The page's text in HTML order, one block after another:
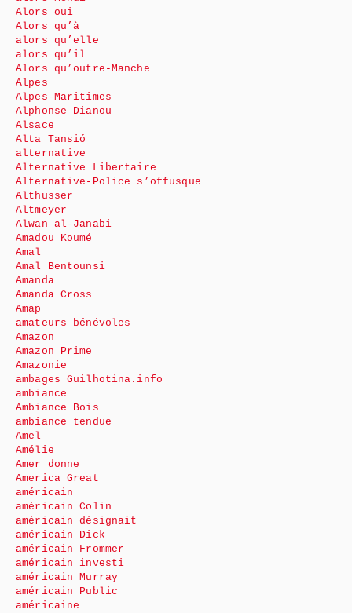
Alors oui
Alors qu’à
alors qu’elle
alors qu’il
Alors qu’outre-Manche
Alpes
Alpes-Maritimes
Alphonse Dianou
Alsace
Alta Tansió
alternative
Alternative Libertaire
Alternative-Police s’offusque
Althusser
Altmeyer
Alwan al-Janabi
Amadou Koumé
Amal
Amal Bentounsi
Amanda
Amanda Cross
Amap
amateurs bénévoles
Amazon
Amazon Prime
Amazonie
ambages Guilhotina.info
ambiance
Ambiance Bois
ambiance tendue
Amel
Amélie
Amer donne
America Great
américain
américain Colin
américain désignait
américain Dick
américain Frommer
américain investi
américain Murray
américain Public
américaine